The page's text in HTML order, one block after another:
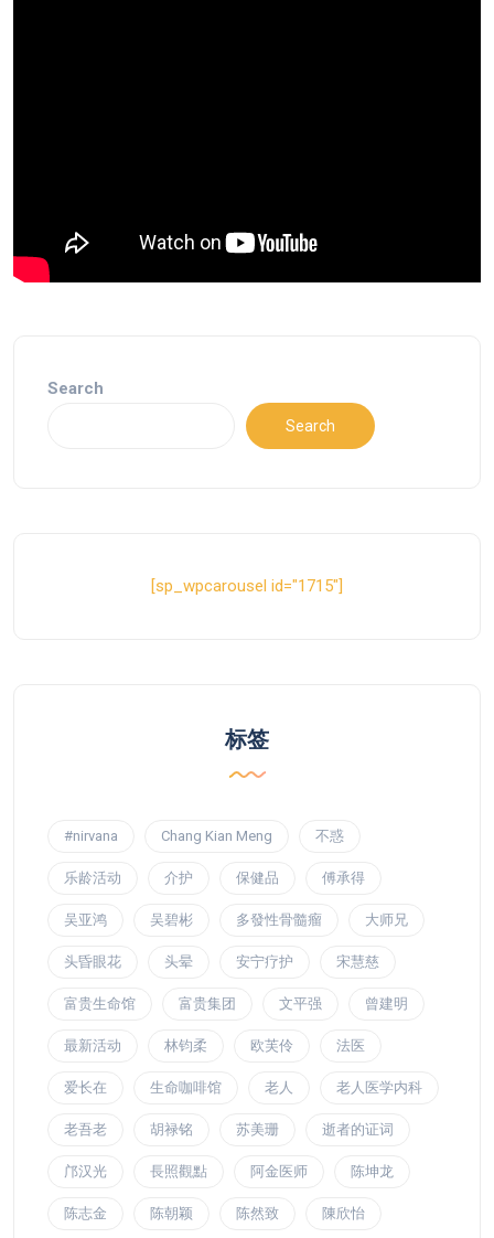
Search
Search
[sp_wpcarousel id="1715"]
标签
#nirvana Chang Kian Meng 不惑
乐龄活动 介护 保健品 傅承得
吴亚鸿 吴碧彬 多發性骨髓瘤 大师兄
头昏眼花 头晕 安宁疗护 宋慧慈
富贵生命馆 富贵集团 文平强 曾建明
最新活动 林钧柔 欧芙伶 法医
爱长在 生命咖啡馆 老人 老人医学内科
老吾老 胡禄铭 苏美珊 逝者的证词
邝汉光 長照觀點 阿金医师 陈坤龙
陈志金 陈朝颖 陈然致 陳欣怡